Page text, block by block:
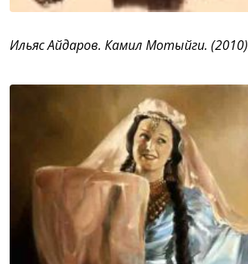
Ильяс Айдаров. Камил Мотыйги. (2010)